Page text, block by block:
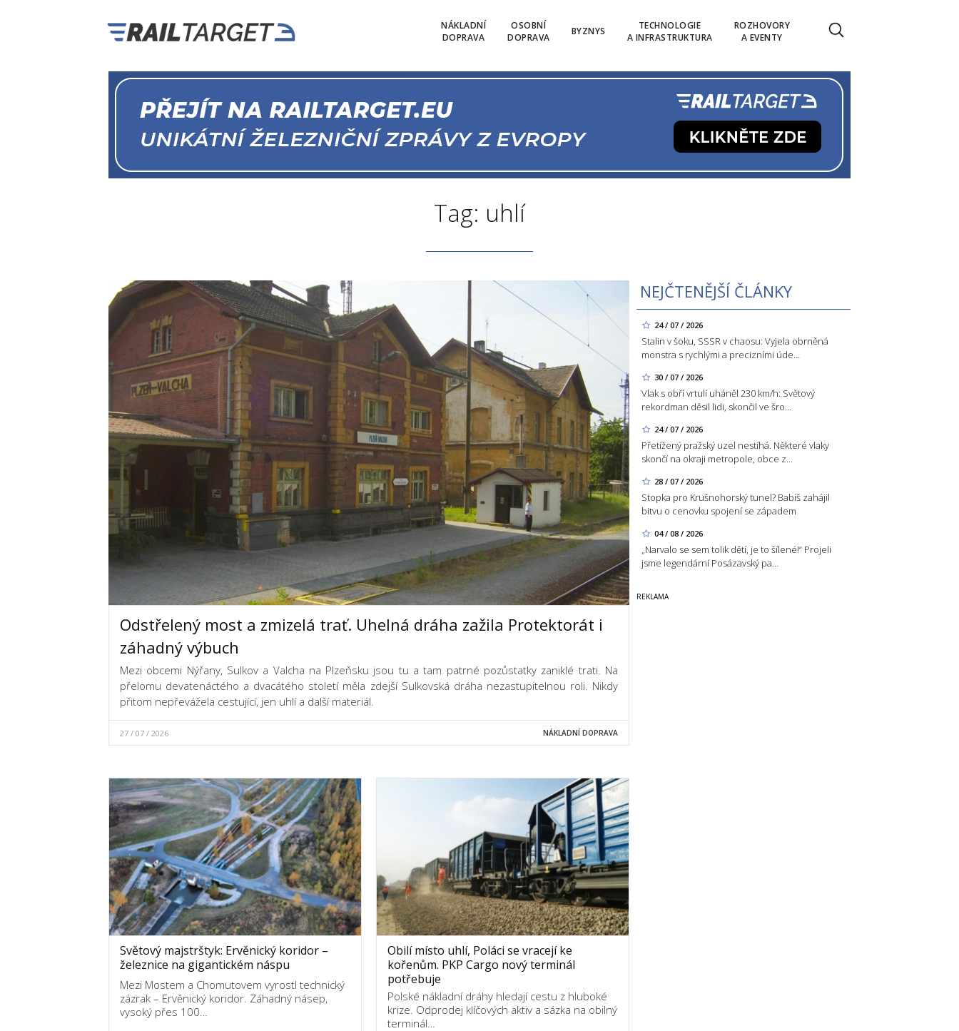
NÁKLADNÍ
DOPRAVA
OSOBNÍ
DOPRAVA
BYZNYS
TECHNOLOGIE
A INFRASTRUKTURA
ROZHOVORY
A EVENTY
Tag: uhlí
NEJČTENĚJŠÍ ČLÁNKY
24 / 07 / 2026
Stalin v šoku, SSSR v chaosu: Vyjela obrněná
monstra s rychlými a precizními úde…
30 / 07 / 2026
Vlak s obří vrtulí uháněl 230 km/h: Světový
rekordman děsil lidi, skončil ve šro…
24 / 07 / 2026
Přetížený pražský uzel nestíhá. Některé vlaky
skončí na okraji metropole, obce z…
28 / 07 / 2026
Stopka pro Krušnohorský tunel? Babiš zahájil
bitvu o cenovku spojení se západem
04 / 08 / 2026
„Narvalo se sem tolik dětí, je to šílené!“ Projeli
jsme legendární Posázavský pa…
Odstřelený most a zmizelá trať. Uhelná dráha zažila Protektorát i
záhadný výbuch
Mezi obcemi Nýřany, Sulkov a Valcha na Plzeňsku jsou tu a tam patrné pozůstatky zaniklé trati. Na
přelomu devatenáctého a dvacátého století měla zdejší Sulkovská dráha nezastupitelnou roli. Nikdy
přitom nepřevážela cestující, jen uhlí a další materiál.
27 / 07 / 2026 NÁKLADNÍ DOPRAVA
Světový majstrštyk: Ervěnický koridor –
železnice na gigantickém náspu
Mezi Mostem a Chomutovem vyrostl technický
zázrak – Ervěnický koridor. Záhadný násep,
vysoký přes 100…
Obilí místo uhlí, Poláci se vracejí ke
kořenům. PKP Cargo nový terminál
potřebuje
Polské nákladní dráhy hledají cestu z hluboké
krize. Odprodej klíčových aktiv a sázka na obilný
terminál…